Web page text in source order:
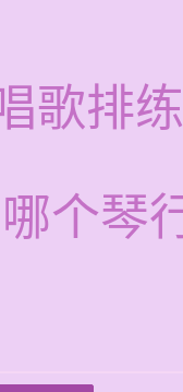
歌排
个琴